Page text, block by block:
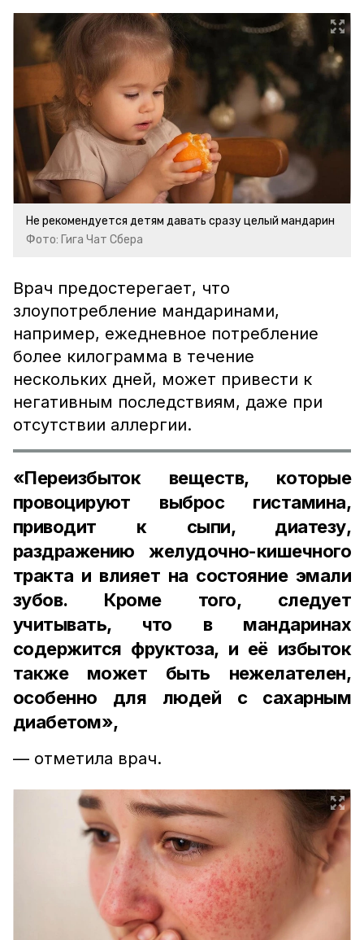
Не рекомендуется детям давать сразу целый мандарин
Фото: Гига Чат Сбера
Врач предостерегает, что
злоупотребление мандаринами,
например, ежедневное потребление
более килограмма в течение
нескольких дней, может привести к
негативным последствиям, даже при
отсутствии аллергии.
«Переизбыток веществ, которые
провоцируют выброс гистамина,
приводит к сыпи, диатезу,
раздражению желудочно-кишечного
тракта и влияет на состояние эмали
зубов. Кроме того, следует
учитывать, что в мандаринах
содержится фруктоза, и её избыток
также может быть нежелателен,
особенно для людей с сахарным
диабетом»,
–– отметила врач.